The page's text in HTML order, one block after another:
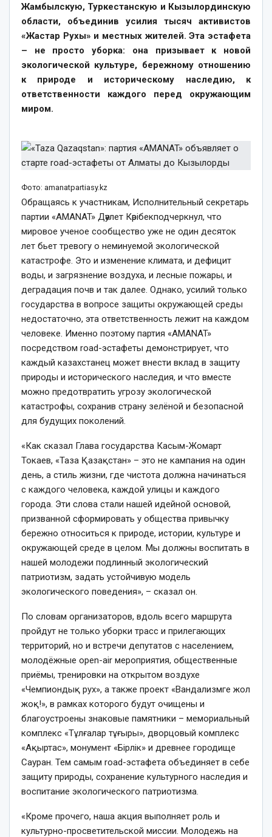
Жамбылскую, Туркестанскую и Кызылординскую
области, объединив усилия тысяч активистов
«Жастар Рухы» и местных жителей. Эта эстафета
– не просто уборка: она призывает к новой
экологической культуре, бережному отношению
к природе и историческому наследию, к
ответственности каждого перед окружающим
миром.
Фото: amanatpartiasy.kz
Обращаясь к участникам, Исполнительный секретарь
партии «AMANAT» Дәулет Кәрібекподчеркнул, что
мировое ученое сообщество уже не один десяток
лет бьет тревогу о неминуемой экологической
катастрофе. Это и изменение климата, и дефицит
воды, и загрязнение воздуха, и лесные пожары, и
деградация почв и так далее. Однако, усилий только
государства в вопросе защиты окружающей среды
недостаточно, эта ответственность лежит на каждом
человеке. Именно поэтому партия «AMANAT»
посредством road-эстафеты демонстрирует, что
каждый казахстанец может внести вклад в защиту
природы и исторического наследия, и что вместе
можно предотвратить угрозу экологической
катастрофы, сохранив страну зелёной и безопасной
для будущих поколений.
«Как сказал Глава государства Касым-Жомарт
Токаев, «Таза Қазақстан» – это не кампания на один
день, а стиль жизни, где чистота должна начинаться
с каждого человека, каждой улицы и каждого
города. Эти слова стали нашей идейной основой,
призванной сформировать у общества привычку
бережно относиться к природе, истории, культуре и
окружающей среде в целом. Мы должны воспитать в
нашей молодежи подлинный экологический
патриотизм, задать устойчивую модель
экологического поведения», – сказал он.
По словам организаторов, вдоль всего маршрута
пройдут не только уборки трасс и прилегающих
территорий, но и встречи депутатов с населением,
молодёжные open-air мероприятия, общественные
приёмы, тренировки на открытом воздухе
«Чемпиондық рух», а также проект «Вандализмге жол
жоқ!», в рамках которого будут очищены и
благоустроены знаковые памятники – мемориальный
комплекс «Тұлғалар тұғыры», дворцовый комплекс
«Ақыртас», монумент «Бірлік» и древнее городище
Сауран. Тем самым road-эстафета объединяет в себе
защиту природы, сохранение культурного наследия и
воспитание экологического патриотизма.
«Кроме прочего, наша акция выполняет роль и
культурно-просветительской миссии. Молодежь на